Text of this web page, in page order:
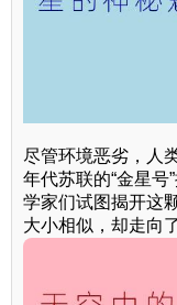
尽管环境恶劣，人
年代苏联的“金星号
学家们试图揭开这
大小相似，却走向